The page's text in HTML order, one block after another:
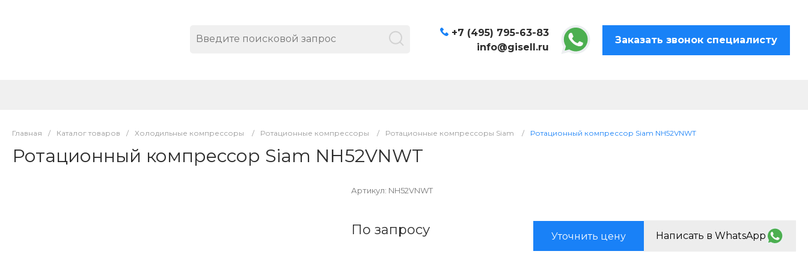
+7 (495) 795-63-83
info@gisell.ru
Заказать звонок специалисту
Главная / Каталог товаров / Холодильные компрессоры / Ротационные компрессоры / Ротационные компрессоры Siam / Ротационный компрессор Siam NH52VNWT
Ротационный компрессор Siam NH52VNWT
Артикул: NH52VNWT
По запросу Уточнить цену Написать в WhatsApp